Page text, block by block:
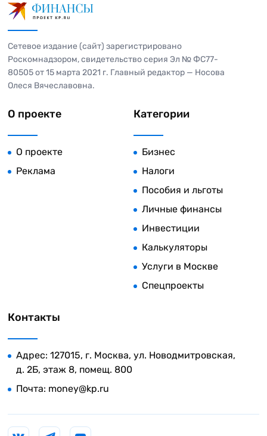
Сетевое издание (сайт) зарегистрировано
Роскомнадзором, свидетельство серия Эл № ФС77-
80505 от 15 марта 2021 г. Главный редактор — Носова
Олеся Вячеславовна.
О проекте
О проекте
Реклама
Категории
Бизнес
Налоги
Пособия и льготы
Личные финансы
Инвестиции
Калькуляторы
Услуги в Москве
Спецпроекты
Контакты
Адрес: 127015, г. Москва, ул. Новодмитровская,
д. 2Б, этаж 8, помещ. 800
Почта: money@kp.ru